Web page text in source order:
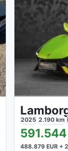
2025 2.190 km
591.544
488.879 EUR +